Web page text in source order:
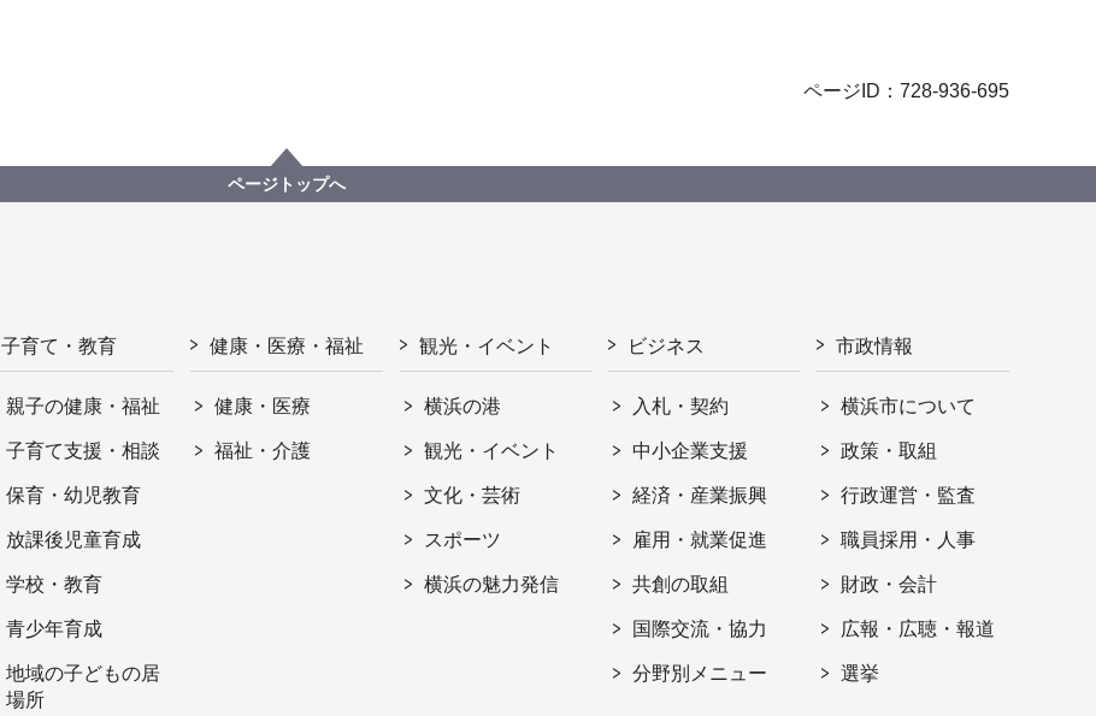
ページID：728-936-695
ページトップへ
子育て・教育
親子の健康・福祉
子育て支援・相談
保育・幼児教育
放課後児童育成
学校・教育
青少年育成
地域の子どもの居
場所
健康・医療・福祉
健康・医療
福祉・介護
観光・イベント
横浜の港
観光・イベント
文化・芸術
スポーツ
横浜の魅力発信
ビジネス
入札・契約
中小企業支援
経済・産業振興
雇用・就業促進
共創の取組
国際交流・協力
分野別メニュー
市政情報
横浜市について
政策・取組
行政運営・監査
職員採用・人事
財政・会計
広報・広聴・報道
選挙